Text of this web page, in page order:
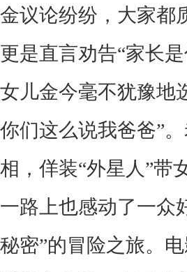
金议论纷纷，大家都
更是直言劝告“家长
女儿金今毫不犹豫地
你们这么说我爸爸”
相，佯装“外星人”带
一路上也感动了一众
秘密”的冒险之旅。